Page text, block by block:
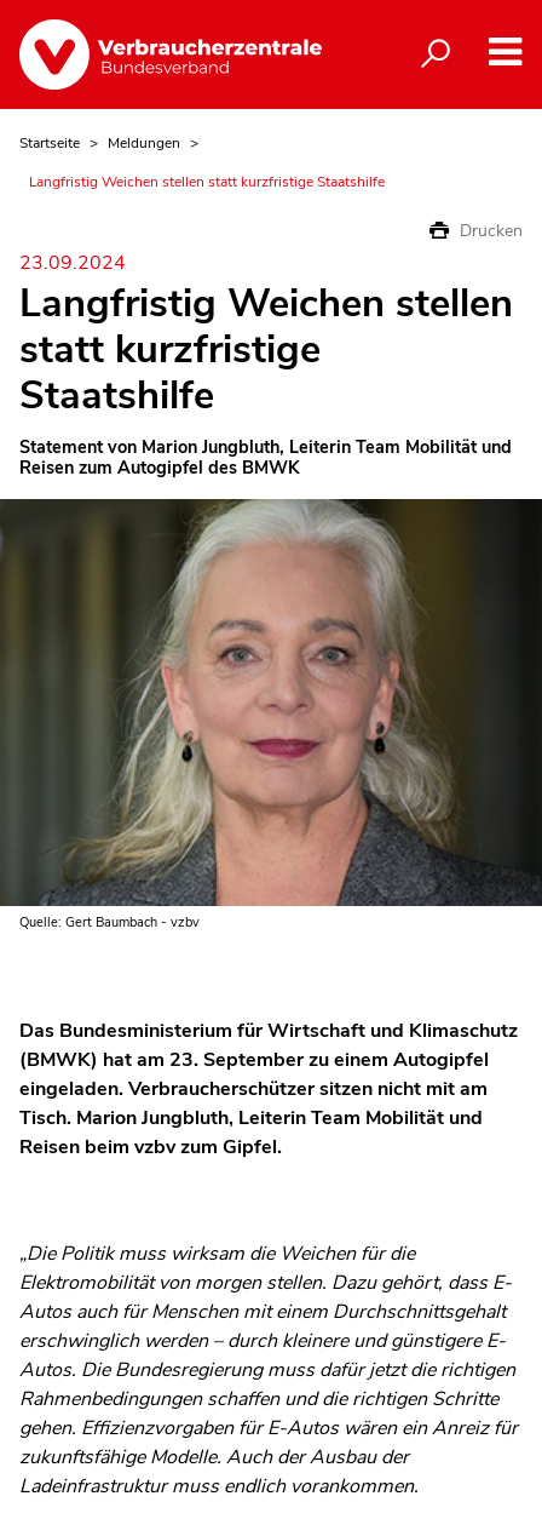
Startseite
Meldungen
Langfristig Weichen stellen statt kurzfristige Staatshilfe
Drucken
23.09.2024
Langfristig Weichen stellen
statt kurzfristige
Staatshilfe
Statement von Marion Jungbluth, Leiterin Team Mobilität und
Reisen zum Autogipfel des BMWK
Quelle: Gert Baumbach - vzbv
Das Bundesministerium für Wirtschaft und Klimaschutz
(BMWK) hat am 23. September zu einem Autogipfel
eingeladen. Verbraucherschützer sitzen nicht mit am
Tisch. Marion Jungbluth, Leiterin Team Mobilität und
Reisen beim vzbv zum Gipfel.
„Die Politik muss wirksam die Weichen für die
Elektromobilität von morgen stellen. Dazu gehört, dass E-
Autos auch für Menschen mit einem Durchschnittsgehalt
erschwinglich werden – durch kleinere und günstigere E-
Autos. Die Bundesregierung muss dafür jetzt die richtigen
Rahmenbedingungen schaffen und die richtigen Schritte
gehen. Effizienzvorgaben für E-Autos wären ein Anreiz für
zukunftsfähige Modelle. Auch der Ausbau der
Ladeinfrastruktur muss endlich vorankommen.